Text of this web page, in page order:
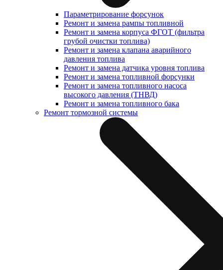
Параметрирование форсунок
Ремонт и замена рампы топливной
Ремонт и замена корпуса ФГОТ (фильтра
грубой очистки топлива)
Ремонт и замена клапана аварийного
давления топлива
Ремонт и замена датчика уровня топлива
Ремонт и замена топливной форсунки
Ремонт и замена топливного насоса
высокого давления (ТНВД)
Ремонт и замена топливного бака
Ремонт тормозной системы